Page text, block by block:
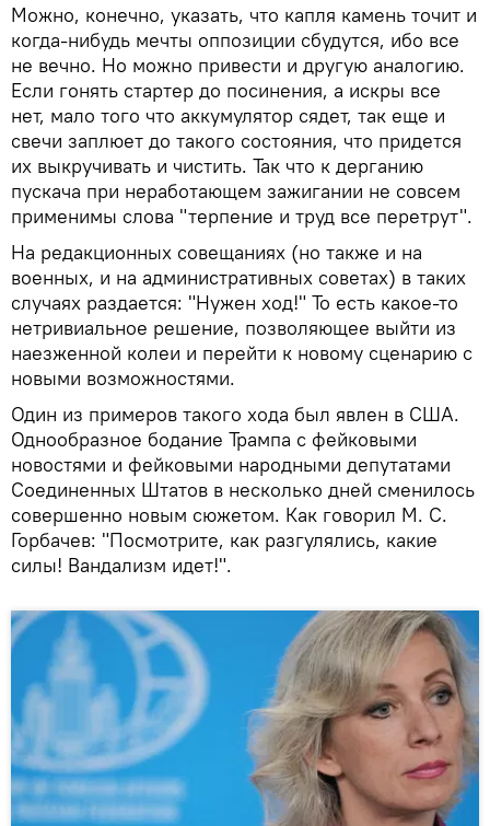
Можно, конечно, указать, что капля камень точит и
когда-нибудь мечты оппозиции сбудутся, ибо все
не вечно. Но можно привести и другую аналогию.
Если гонять стартер до посинения, а искры все
нет, мало того что аккумулятор сядет, так еще и
свечи заплюет до такого состояния, что придется
их выкручивать и чистить. Так что к дерганию
пускача при неработающем зажигании не совсем
применимы слова "терпение и труд все перетрут".
На редакционных совещаниях (но также и на
военных, и на административных советах) в таких
случаях раздается: "Нужен ход!" То есть какое-то
нетривиальное решение, позволяющее выйти из
наезженной колеи и перейти к новому сценарию с
новыми возможностями.
Один из примеров такого хода был явлен в США.
Однообразное бодание Трампа с фейковыми
новостями и фейковыми народными депутатами
Соединенных Штатов в несколько дней сменилось
совершенно новым сюжетом. Как говорил М. С.
Горбачев: "Посмотрите, как разгулялись, какие
силы! Вандализм идет!".